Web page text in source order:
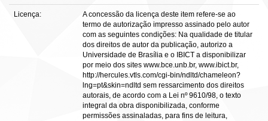
Licença:
A concessão da licença deste item refere-se ao
termo de autorização impresso assinado pelo autor
com as seguintes condições: Na qualidade de titular
dos direitos de autor da publicação, autorizo a
Universidade de Brasília e o IBICT a disponibilizar
por meio dos sites www.bce.unb.br, www.ibict.br,
http://hercules.vtls.com/cgi-bin/ndltd/chameleon?
lng=pt&skin=ndltd sem ressarcimento dos direitos
autorais, de acordo com a Lei nº 9610/98, o texto
integral da obra disponibilizada, conforme
permissões assinaladas, para fins de leitura,